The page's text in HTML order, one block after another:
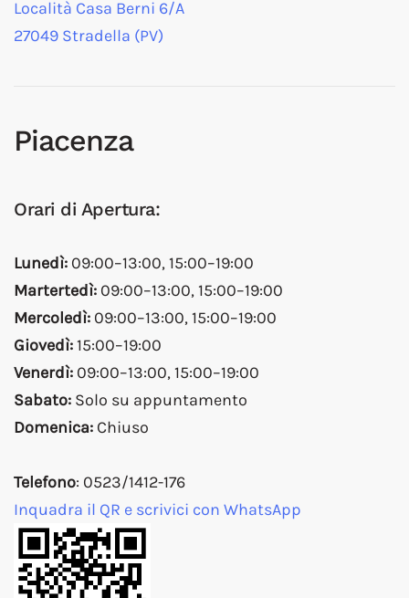
Località Casa Berni 6/A
27049 Stradella (PV)
Piacenza
Orari di Apertura:
Lunedì: 09:00–13:00, 15:00–19:00
Martertedì: 09:00–13:00, 15:00–19:00
Mercoledì: 09:00–13:00, 15:00–19:00
Giovedì:15:00–19:00
Venerdì: 09:00–13:00, 15:00–19:00
Sabato: Solo su appuntamento
Domenica: Chiuso
Telefono: 0523/1412-176
Inquadra il QR e scrivici con WhatsApp